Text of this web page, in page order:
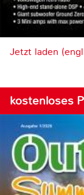
Jetzt laden
kostenloses